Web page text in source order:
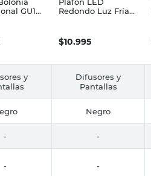
GU10
Redondo Luz Fría
$10.995
y
Difusores y
Pantallas
Negro
- -
- -